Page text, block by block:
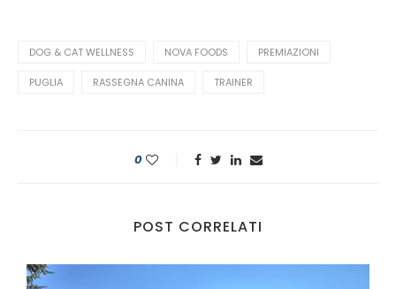
DOG & CAT WELLNESS NOVA FOODS PREMIAZIONI
PUGLIA RASSEGNA CANINA TRAINER
0
POST CORRELATI